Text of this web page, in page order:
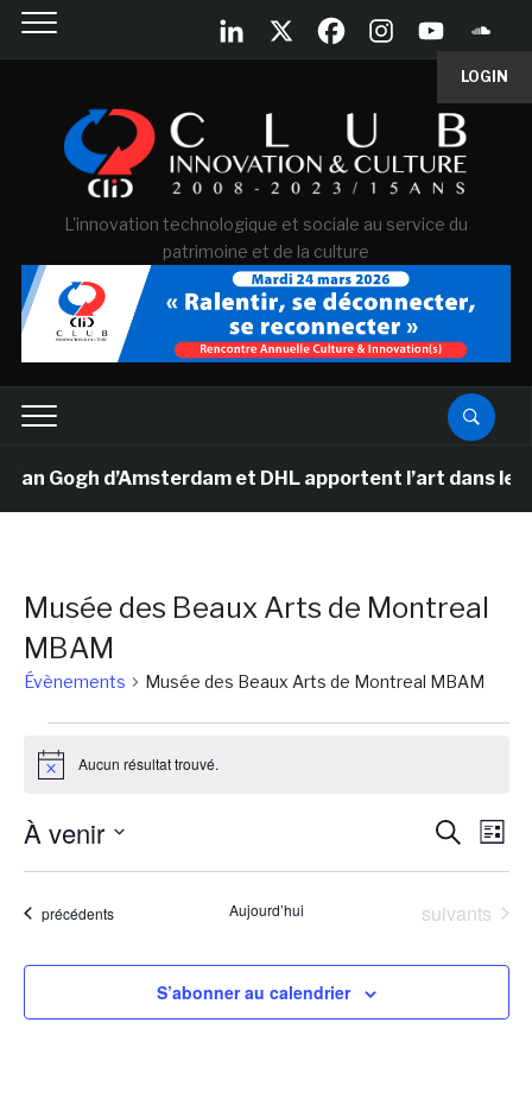
LOGIN
L'innovation technologique et sociale au service du
patrimoine et de la culture
Gogh d’Amsterdam et DHL apportent l’art dans
Musée des Beaux Arts de Montreal
MBAM
Évènements Musée des Beaux Arts de Montreal MBAM
Évènements
Notice Aucun résultat trouvé.
et
Liste
À venir
Sélectionnez
Évènements
précédents Aujourd’hui Évènements
suivants
S’abonner au calendrier